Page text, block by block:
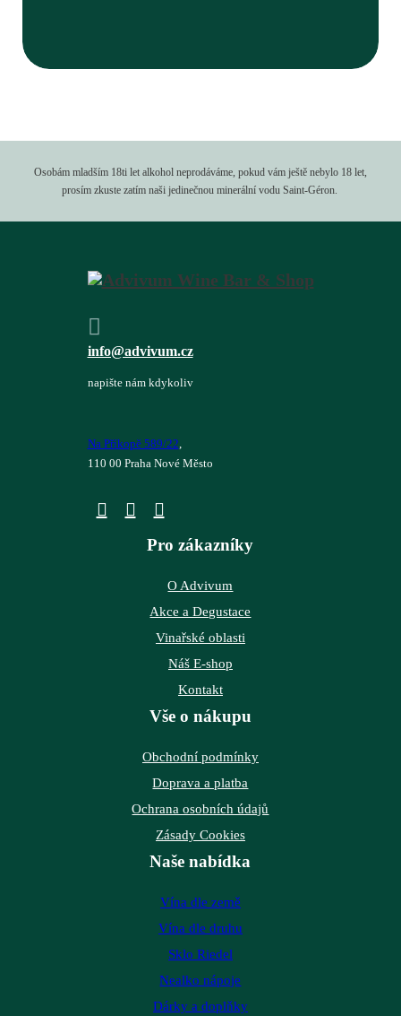
Osobám mladším 18ti let alkohol neprodáváme, pokud vám ještě nebylo 18 let,
prosím zkuste zatím naši jedinečnou minerální vodu Saint-Géron.
info@advivum.cz
napište nám kdykoliv
Na Příkopě 589/22,
110 00 Praha Nové Město
Pro zákazníky
O Advivum
Akce a Degustace
Vinařské oblasti
Náš E-shop
Kontakt
Vše o nákupu
Obchodní podmínky
Doprava a platba
Ochrana osobních údajů
Zásady Cookies
Naše nabídka
Vína dle země
Vína dle druhu
Sklo Riedel
Nealko nápoje
Dárky a doplňky